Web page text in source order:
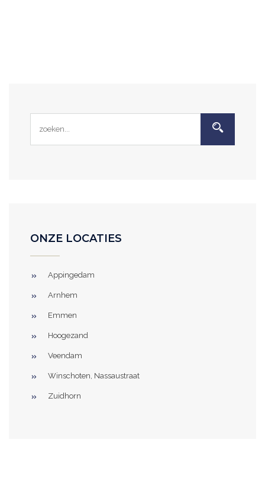
ONZE LOCATIES
Appingedam
Arnhem
Emmen
Hoogezand
Veendam
Winschoten, Nassaustraat
Zuidhorn